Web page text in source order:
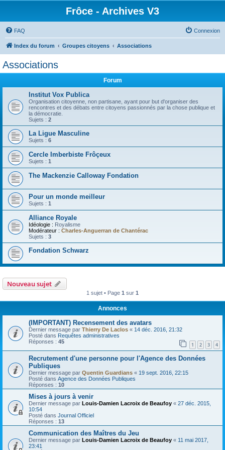
Frôce - Archives V3
FAQ Connexion
Index du forum Groupes citoyens Associations
Associations
Forum
Institut Vox Publica
Organisation citoyenne, non partisane, ayant pour but d'organiser des
rencontres et des débats entre citoyens passionnés par la chose publique et
la démocratie.
Sujets : 2
La Ligue Masculine
Sujets : 6
Cercle Imberbiste Frôçeux
Sujets : 1
The Mackenzie Calloway Fondation
Pour un monde meilleur
Sujets : 1
Alliance Royale
Idéologie : Royalisme
Modérateur : Charles-Anguerran de Chantérac
Sujets : 3
Fondation Schwarz
Nouveau sujet
1 sujet • Page 1 sur 1
Annonces
(IMPORTANT) Recensement des avatars
Dernier message par Thierry De Laclos « 14 déc. 2016, 21:32
Posté dans Requêtes administratives
Réponses : 45 1 2 3 4
Recrutement d'une personne pour l'Agence des Données
Publiques
Dernier message par Quentin Guardians « 19 sept. 2016, 22:15
Posté dans Agence des Données Publiques
Réponses : 10
Mises à jours à venir
Dernier message par Louis-Damien Lacroix de Beaufoy « 27 déc. 2015,
10:54
Posté dans Journal Officiel
Réponses : 13
Communication des Maîtres du Jeu
Dernier message par Louis-Damien Lacroix de Beaufoy « 11 mai 2017,
23:41